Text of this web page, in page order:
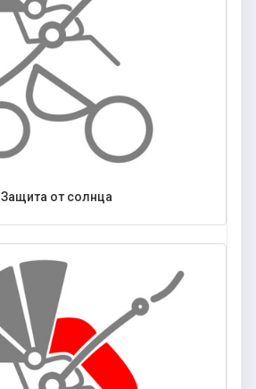
Защита от солнца